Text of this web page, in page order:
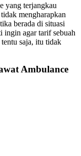
yang terjangkau
mengharapkan
berada di situasi
ingin agar tarif sebuah
saja, itu tidak
Ambulance